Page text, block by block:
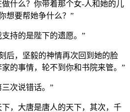
什么？你带着那个女-人和她的儿
想要帮她争什么？”
持的是陛下的遗愿。”
后，坚毅的神情再次回到她的脸
家的事情，轮不到你和书院来管。”
次说错话。”
，大唐是唐人的天下，其次，千